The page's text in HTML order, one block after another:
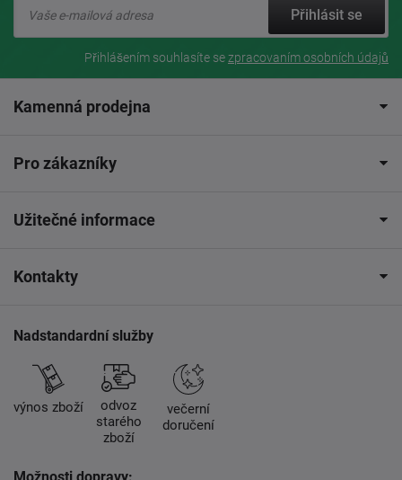
Přihlásit se
Přihlášením souhlasíte sezpracovaním osobních údajů
Kamenná prodejna
Pro zákazníky
Užitečné informace
Kontakty
Nadstandardní služby
výnos zboží
odvoz
starého
zboží
večerní
doručení